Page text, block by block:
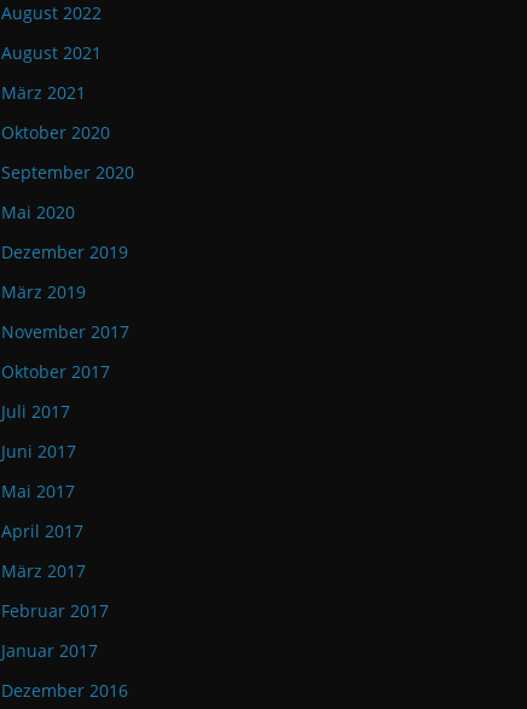
August 2022
August 2021
März 2021
Oktober 2020
September 2020
Mai 2020
Dezember 2019
März 2019
November 2017
Oktober 2017
Juli 2017
Juni 2017
Mai 2017
April 2017
März 2017
Februar 2017
Januar 2017
Dezember 2016